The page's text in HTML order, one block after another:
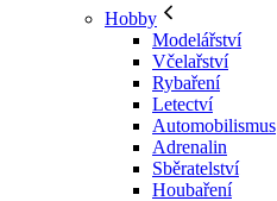
Hobby
Modelářství
Včelařství
Rybaření
Letectví
Automobilismus
Adrenalin
Sběratelství
Houbaření